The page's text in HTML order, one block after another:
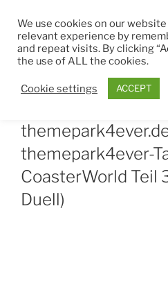
Inhalt
springen
AM
themepark4ever-
CoasterWorld Teil
Duell)
We use cookies on our
relevant experience by
and repeat visits. By clicking
the use of ALL the cookies.
Cookie settings ACCEPT